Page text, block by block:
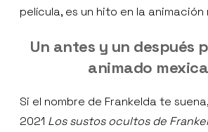
película, es un hito en la animación
Un antes y un después
animado
Si el nombre de Frankelda te
2021 Los sustos ocultos de